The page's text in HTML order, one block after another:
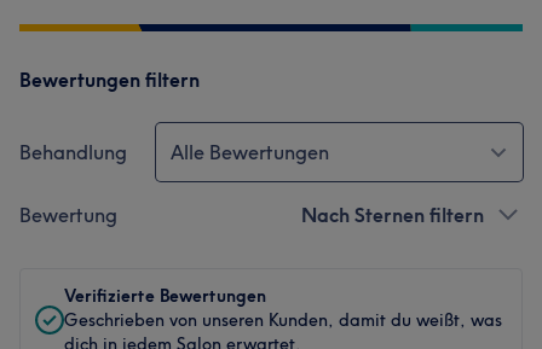
Bewertungen filtern
Behandlung Alle Bewertungen
Bewertung Nach Sternen filtern
Verifizierte Bewertungen
Geschrieben von unseren Kunden, damit du weißt, was
dich in jedem Salon erwartet.